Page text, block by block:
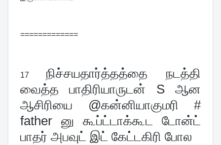
=============
17 நிச்சயதார்த்தத்தை நடத்தி
வைத்த பாதிரியாருடன் S ஆன
ஆசிரியை @கன்னியாகுமரி #
father னு கூப்ட்டாக்கூட டோன்ட்
பாதர் அபவுட் இட் கேட்டகிரி போல